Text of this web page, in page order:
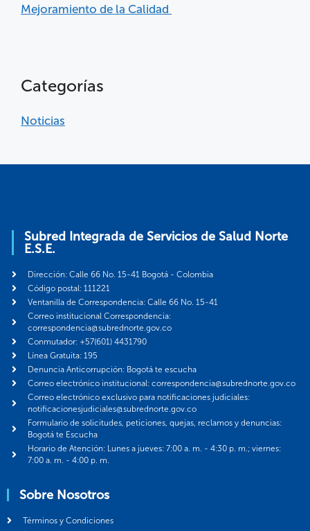
Mejoramiento de la Calidad
Categorías
Noticias
Subred Integrada de Servicios de Salud Norte
E.S.E.
Dirección: Calle 66 No. 15-41 Bogotá - Colombia
Código postal: 111221
Ventanilla de Correspondencia: Calle 66 No. 15-41
Correo institucional Correspondencia:
correspondencia@subrednorte.gov.co
Conmutador: +57(601) 4431790
Línea Gratuita: 195
Denuncia Anticorrupción: Bogotá te escucha
Correo electrónico institucional: correspondencia@subrednorte.gov.co
Correo electrónico exclusivo para notificaciones judiciales:
notificacionesjudiciales@subrednorte.gov.co
Formulario de solicitudes, peticiones, quejas, reclamos y denuncias:
Bogotá te Escucha
Horario de Atención: Lunes a jueves: 7:00 a. m. - 4:30 p. m.; viernes:
7:00 a. m. - 4:00 p. m.
Sobre Nosotros
Términos y Condiciones